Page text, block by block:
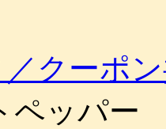
クーポ
ペッパー